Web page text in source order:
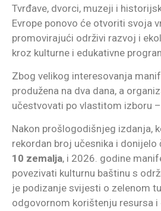
Tvrđave, dvorci, muzeji i
Evrope ponovo će otvoriti svoja
promovirajući održivi razvoj i
kroz kulturne i edukativne
Zbog velikog interesovanja
produžena na dva dana, a
učestvovati po vlastitom izboru
Nakon prošlogodišnjeg izdanja,
rekordan broj učesnika i donijelo
10 zemalja, i 2026. godine
povezivati kulturnu baštinu s
je podizanje svijesti o zelenom
odgovornom korištenju resursa